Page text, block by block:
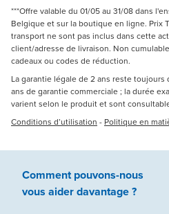
***Offre valable du 01/05 au 31/08 dans
Belgique et sur la boutique en ligne. Prix
transport ne sont pas inclus dans cette
client/adresse de livraison. Non
cadeaux ou codes de réduction.
La garantie légale de 2 ans reste toujours
ans de garantie commerciale ; la durée
varient selon le produit et sont
Conditions d’utilisation - Politique en
Comment pouvons-nous
vous aiderdavantage ?